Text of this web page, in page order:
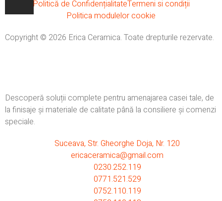
Politică de ConfidențialitateTermeni si condiții
Politica modulelor cookie
Copyright © 2026 Erica Ceramica. Toate drepturile rezervate.
Descoperă soluții complete pentru amenajarea casei tale, de
la finisaje și materiale de calitate până la consiliere și comenzi
speciale.
Suceava, Str. Gheorghe Doja, Nr. 120
ericaceramica@gmail.com
0230.252.119
0771.521.529
0752.110.119